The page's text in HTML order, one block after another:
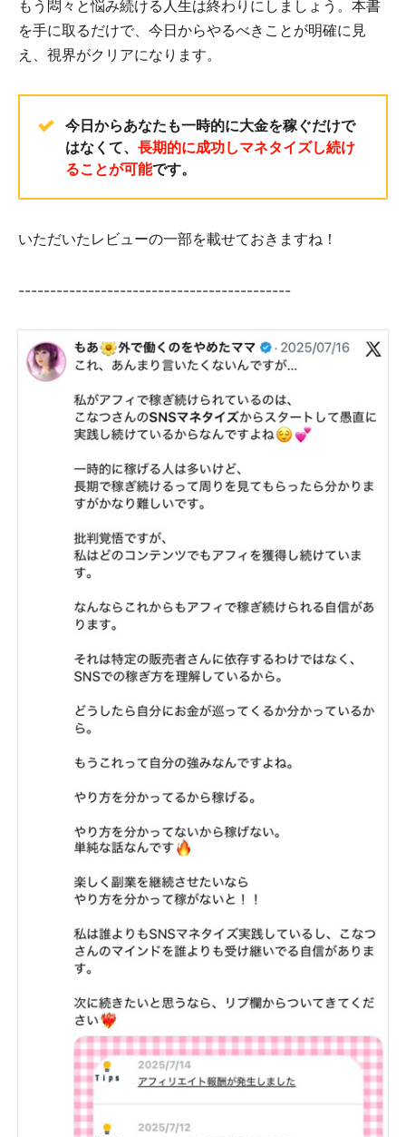
もう悶々と悩み続ける人生は終わりにしましょう。本書
を手に取るだけで、今日からやるべきことが明確に見
え、視界がクリアになります。
今日からあなたも一時的に大金を稼ぐだけで
はなくて、 長期的に成功しマネタイズし続け
ることが可能です。
いただいたレビューの一部を載せておきますね！
-------------------------------------------